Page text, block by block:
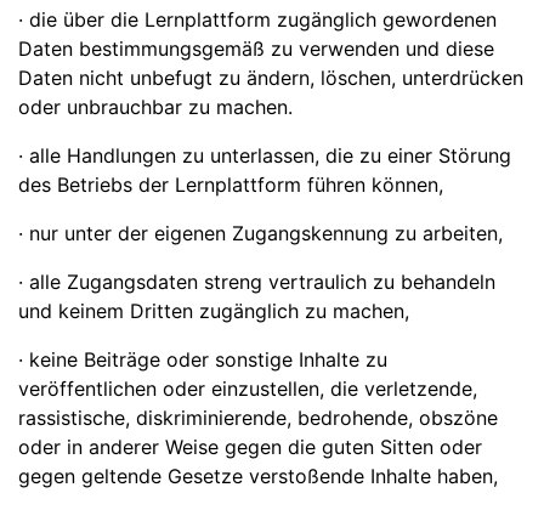
· die über die Lernplattform zugänglich gewordenen
Daten bestimmungsgemäß zu verwenden und diese
Daten nicht unbefugt zu ändern, löschen, unterdrücken
oder unbrauchbar zu machen.
· alle Handlungen zu unterlassen, die zu einer Störung
des Betriebs der Lernplattform führen können,
· nur unter der eigenen Zugangskennung zu arbeiten,
· alle Zugangsdaten streng vertraulich zu behandeln
und keinem Dritten zugänglich zu machen,
· keine Beiträge oder sonstige Inhalte zu
veröffentlichen oder einzustellen, die verletzende,
rassistische, diskriminierende, bedrohende, obszöne
oder in anderer Weise gegen die guten Sitten oder
gegen geltende Gesetze verstoßende Inhalte haben,